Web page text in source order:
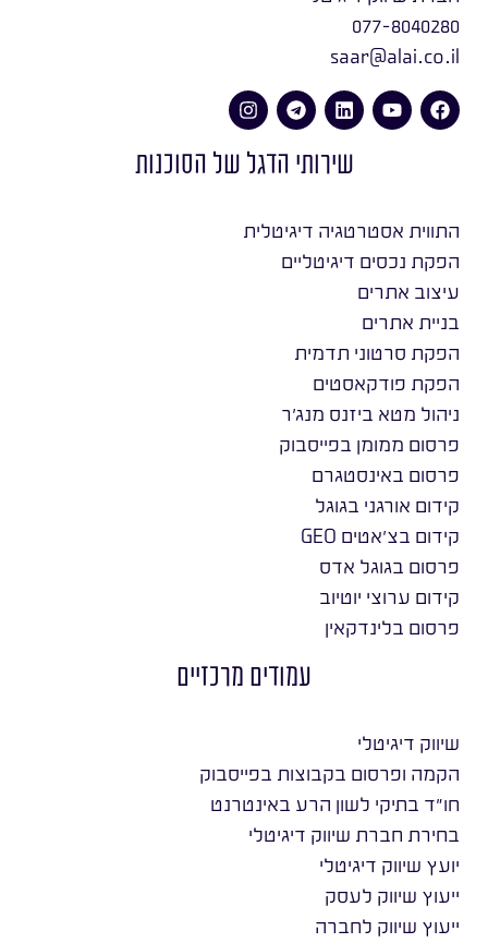
077-8040280
saar@alai.co.il
שירותי הדגל של הסוכנות
התווית אסטרטגיה דיגיטלית
הפקת נכסים דיגיטליים
עיצוב אתרים
בניית אתרים
הפקת סרטוני תדמית
הפקת פודקאסטים
ניהול מטא ביזנס מנג׳ר
פרסום ממומן בפייסבוק
פרסום באינסטגרם
קידום אורגני בגוגל
קידום בצ׳אטים GEO
פרסום בגוגל אדס
קידום ערוצי יוטיוב
פרסום בלינדקאין
עמודים מרכזיים
שיווק דיגיטלי
הקמה ופרסום בקבוצות בפייסבוק
חו״ד בתיקי לשון הרע באינטרנט
בחירת חברת שיווק דיגיטלי
יועץ שיווק דיגיטלי
ייעוץ שיווק לעסק
ייעוץ שיווק לחברה